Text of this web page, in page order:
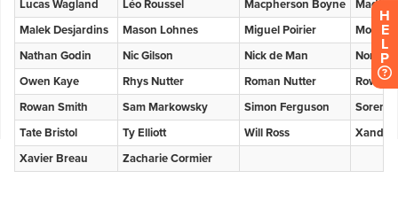
H
E
L
P